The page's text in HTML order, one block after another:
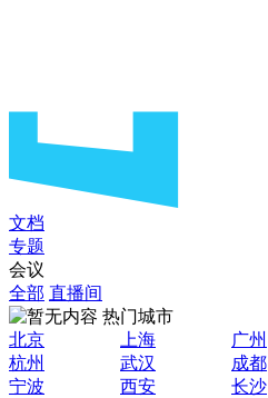
文档
专题
会议
全部 直播间
热门城市
北京
上海 广州
杭州
武汉 成都
宁波
西安 长沙